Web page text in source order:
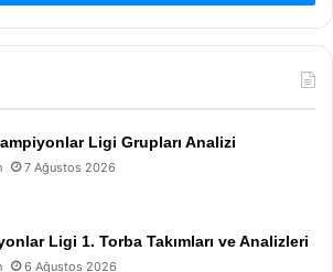
Ligi Grupları Analizi
7 Ağustos 2026
Ligi 1. Torba Takımları ve Analizleri
6 Ağustos 2026